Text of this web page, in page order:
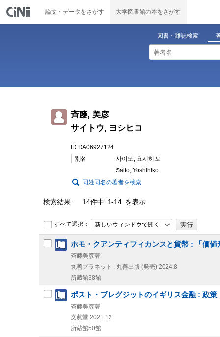
論文・データをさがす 大学図書館の本をさがす
図書・雑誌検索
斉藤, 美彦
サイトウ, ヨシヒコ
ID:DA06927124
別名
사이또, 요시히꼬
Saito, Yoshihiko
同姓同名の著者を検索
検索結果 14件中 1-14 を表示
すべて選択： 新しいウィンドウで開く
ホモ・クアンティフィカンスと貨幣 : 「価
斉藤美彦著
丸善プラネット , 丸善出版 (発売) 2024.8
所蔵館38館
ポスト・ブレグジットのイギリス金融 : 政策
斉藤美彦著
文眞堂 2021.12
所蔵館50館